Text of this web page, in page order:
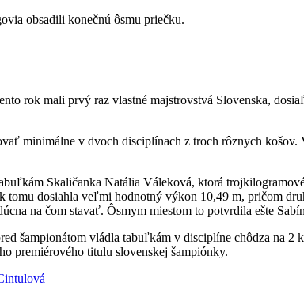
obsadili konečnú ôsmu priečku.
rok mali prvý raz vlastné majstrovstvá Slovenska,
minimálne v dvoch disciplínach z troch rôznych
Skaličanka Natália Váleková, ktorá
dosiahla veľmi hodnotný výkon 10,49 m, pričom
na čom stavať. Ôsmym miestom to potvrdila ešte
šampionátom vládla tabuľkám v disciplíne chôdza na 2
premiérového titulu slovenskej šampiónky.